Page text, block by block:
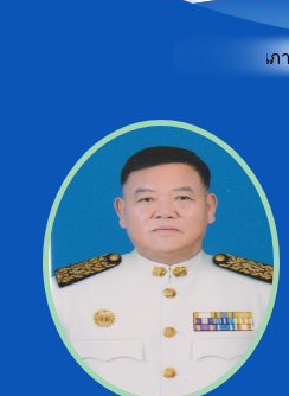
งานของหน่วยงานภาครัฐ (ITA) ปร